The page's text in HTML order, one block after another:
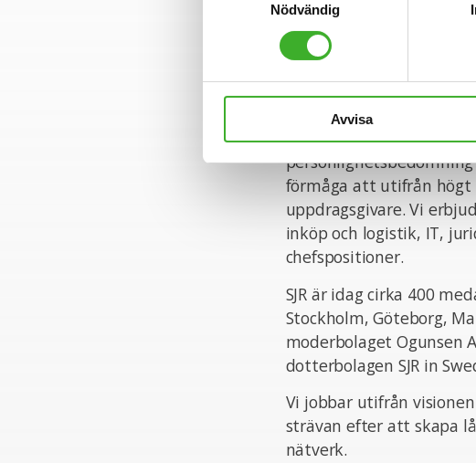
Nödvändig
Avvisa
Om SJR
SJR är ett av Sveriges
konsultlösningar. Ända
förmåga att utifrån
uppdragsgivare. Vi
inköp och logistik, IT,
chefspositioner.
SJR är idag cirka 400
Stockholm, Göteborg,
moderbolaget Ogunsen
dotterbolagen SJR in
Vi jobbar utifrån visionen
strävan efter att skapa
nätverk.